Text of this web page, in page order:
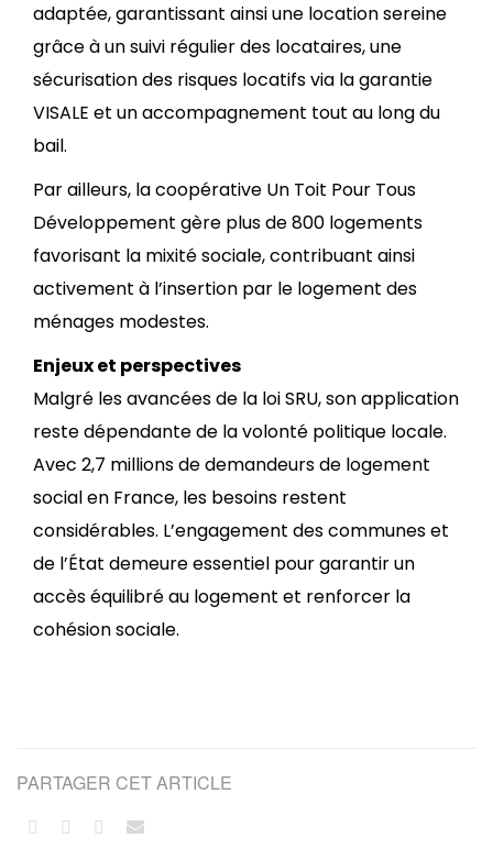
adaptée, garantissant ainsi une location sereine
grâce à un suivi régulier des locataires, une
sécurisation des risques locatifs via la garantie
VISALE et un accompagnement tout au long du
bail.
Par ailleurs, la coopérative Un Toit Pour Tous
Développement gère plus de 800 logements
favorisant la mixité sociale, contribuant ainsi
activement à l’insertion par le logement des
ménages modestes.
Enjeux et perspectives
Malgré les avancées de la loi SRU, son application
reste dépendante de la volonté politique locale.
Avec 2,7 millions de demandeurs de logement
social en France, les besoins restent
considérables. L’engagement des communes et
de l’État demeure essentiel pour garantir un
accès équilibré au logement et renforcer la
cohésion sociale.
PARTAGER CET ARTICLE